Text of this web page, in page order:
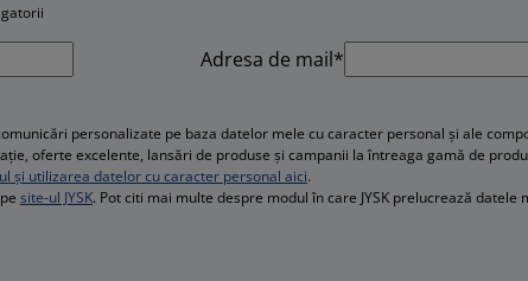
Adresa de mail*
personalizate pe baza datelor mele cu caracter personal și ale
oferte excelente, lansări de produse și campanii la întreaga gamă de
și utilizarea datelor cu caracter personal aici.
site-ul JYSK. Pot citi mai multe despre modul în care JYSK prelucrează datele